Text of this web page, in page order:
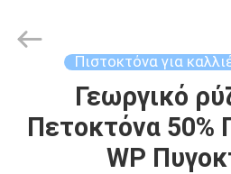
ΠΡΟΪΌΝΤΑ
Technology
Co.,ltd.
Πιστοκτόνα για
Γεωργικό
Πετοκτόνα 50%
WP